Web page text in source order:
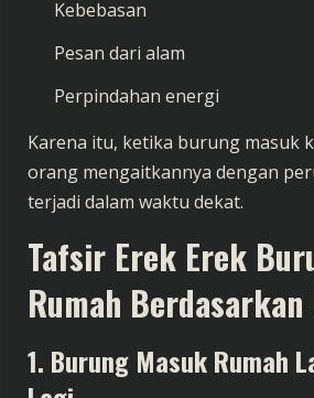
Kebebasan
Pesan dari alam
Perpindahan energi
Karena itu, ketika burung masuk
orang mengaitkannya dengan
terjadi dalam waktu dekat.
Tafsir Erek Erek
Rumah
1. Burung Masuk Rumah